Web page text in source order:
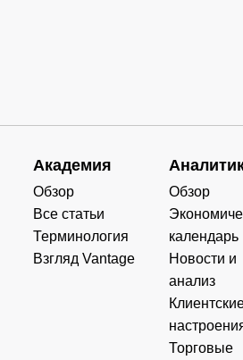
Академия
Обзор
Все статьи
Терминология
Взгляд Vantage
Обзор
календарь
Новости и
анализ
Торговые